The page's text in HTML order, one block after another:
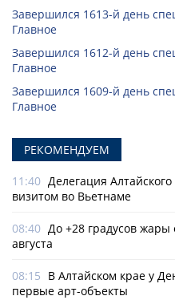
Завершился 1613-й день
Главное
Завершился 1612-й день
Главное
Завершился 1609-й день
Главное
РЕКОМЕНДУЕМ
11:40 Делегация
визитом во Вьетнаме
08:40 До +28 градусов жары
августа
08:15 В Алтайском крае у
первые арт-объекты